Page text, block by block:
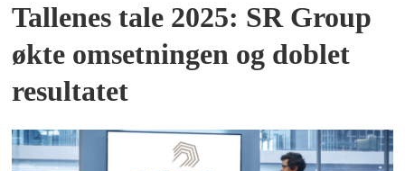
Tallenes tale 2025: SR Group
økte omsetningen og doblet
resultatet